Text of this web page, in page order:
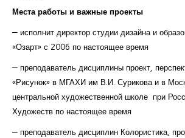
Места работы и важные проекты
— исполнит директор студии дизайна и
«Озарт» с 2006 по настоящее время
— преподаватель дисциплины проект,
«Рисунок» в МГАХИ им В.И. Сурикова и в
центральной художественной школе при
Художеств по настоящее время
— преподаватель дисциплин Колористика,